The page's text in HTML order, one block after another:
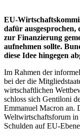
EU-
dafür ausgesprochen,
zur Finanzierung
aufnehmen sollte.
diese Idee hingegen
Im Rahmen der
bei der die
wirtschaftlichen
schloss sich Gentiloni
Emmanuel Macron an.
Weltwirtschaftsforum in
Schulden auf EU-